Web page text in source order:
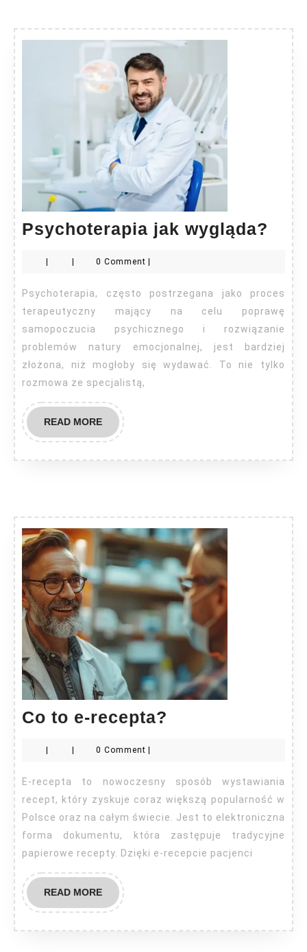
Psychoterapia jak wygląda?
jak
| | 0 Comment |
Psychoterapia, często postrzegana jako proces
terapeutyczny mający na celu poprawę
samopoczucia psychicznego i rozwiązanie
problemów natury emocjonalnej, jest bardziej
złożona, niż mogłoby się wydawać. To nie tylko
rozmowa ze specjalistą,
READ MOREREAD
MORE
Co to e-recepta?
recepta?
0 Comment
E-recepta to nowoczesny sposób wystawiania
recept, który zyskuje coraz większą popularność w
Polsce oraz na całym świecie. Jest to elektroniczna
forma dokumentu, która zastępuje tradycyjne
papierowe recepty. Dzięki e-recepcie pacjenci
READ MOREREAD
MORE